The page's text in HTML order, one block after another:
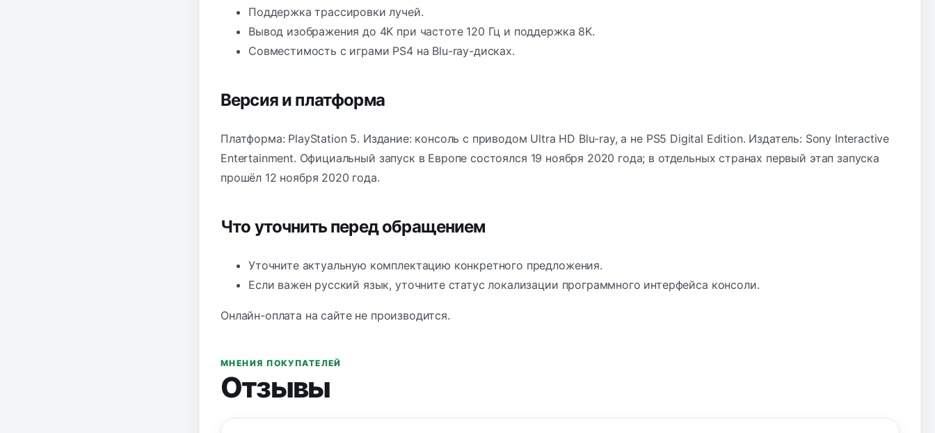
Поддержка трассировки лучей.
Вывод изображения до 4K при частоте 120 Гц и поддержка 8K.
Совместимость с играми PS4 на Blu-ray-дисках.
Версия и платформа
Платформа: PlayStation 5. Издание: консоль с приводом Ultra HD Blu-ray, а не PS5 Digital Edition. Издатель: Sony Interactive
Entertainment. Официальный запуск в Европе состоялся 19 ноября 2020 года; в отдельных странах первый этап запуска
прошёл 12 ноября 2020 года.
Что уточнить перед обращением
Уточните актуальную комплектацию конкретного предложения.
Если важен русский язык, уточните статус локализации программного интерфейса консоли.
Онлайн-оплата на сайте не производится.
МНЕНИЯ ПОКУПАТЕЛЕЙ
Отзывы